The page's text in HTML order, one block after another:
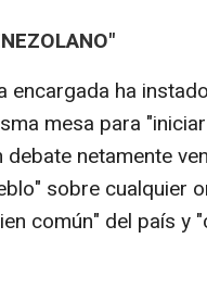
encargada ha
mesa para
netamente
sobre cualquier
común" del país y